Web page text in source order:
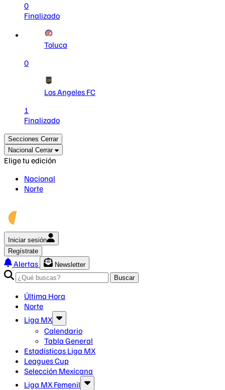
0
Finalizado
Toluca
0
Los Angeles FC
1
Finalizado
Secciones Cerrar
Nacional Cerrar
Elige tu edición
Nacional
Norte
Iniciar sesión
Regístrate
Alertas
Newsletter
Buscar
Última Hora
Norte
Liga MX
Calendario
Tabla General
Estadísticas Liga MX
Leagues Cup
Selección Mexicana
Liga MX Femenil